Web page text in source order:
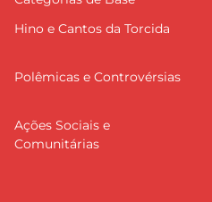
Hino e Cantos da Torcida
Polêmicas e Controvérsias
Ações Sociais e
Comunitárias